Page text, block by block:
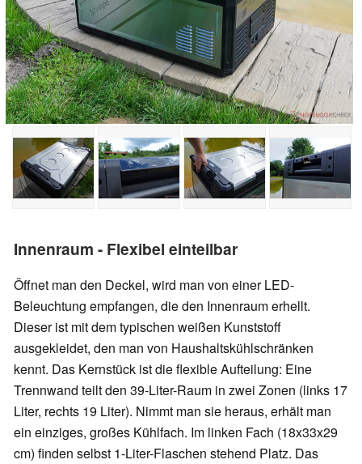
Innenraum - Flexibel einteilbar
Öffnet man den Deckel, wird man von einer LED-
Beleuchtung empfangen, die den Innenraum erhellt.
Dieser ist mit dem typischen weißen Kunststoff
ausgekleidet, den man von Haushaltskühlschränken
kennt. Das Kernstück ist die flexible Aufteilung: Eine
Trennwand teilt den 39-Liter-Raum in zwei Zonen (links 17
Liter, rechts 19 Liter). Nimmt man sie heraus, erhält man
ein einziges, großes Kühlfach. Im linken Fach (18x33x29
cm) finden selbst 1-Liter-Flaschen stehend Platz. Das